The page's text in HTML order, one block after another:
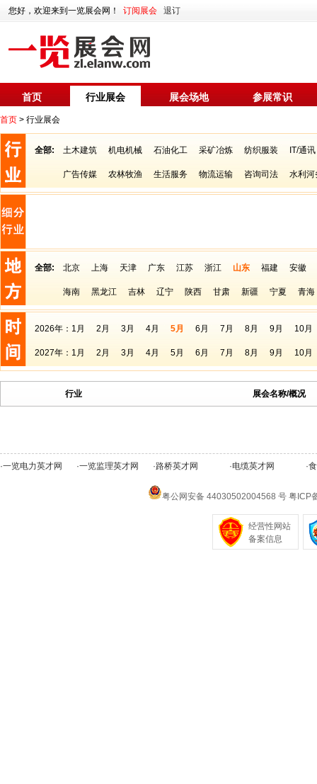
您好，欢迎来到一览展会网！ 订阅展会 退订
首页 行业展会 展会场地 参展常识
首页 > 行业展会
全部: 土木建筑 机电机械 石油化工 采矿冶炼 纺织服装 IT/通讯
广告传媒 农林牧渔 生活服务 物流运输 咨询司法 水利河
全部: 北京 上海 天津 广东 江苏 浙江 山东 福建 安徽
海南 黑龙江 吉林 辽宁 陕西 甘肃 新疆 宁夏 青海
2026年： 1月 2月 3月 4月 5月 6月 7月 8月 9月 10月
2027年： 1月 2月 3月 4月 5月 6月 7月 8月 9月 10月
行业 展会名称/概况
·一览电力英才网 ·一览监理英才网 ·路桥英才网 ·电缆英才网 ·
粤公网安备 44030502004568 号 粤ICP
经营性网站
备案信息